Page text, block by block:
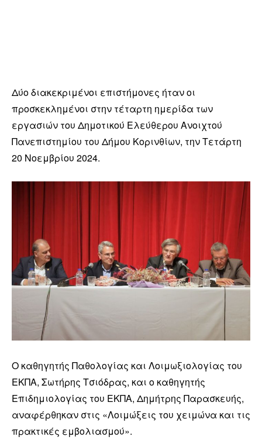
Δύο διακεκριμένοι επιστήμονες ήταν οι
προσκεκλημένοι στην τέταρτη ημερίδα των
εργασιών του Δημοτικού Ελεύθερου Ανοιχτού
Πανεπιστημίου του Δήμου Κορινθίων, την Τετάρτη
20 Νοεμβρίου 2024.
Ο καθηγητής Παθολογίας και Λοιμωξιολογίας του
ΕΚΠΑ, Σωτήρης Τσιόδρας, και ο καθηγητής
Επιδημιολογίας του ΕΚΠΑ, Δημήτρης Παρασκευής,
αναφέρθηκαν στις «Λοιμώξεις του χειμώνα και τις
πρακτικές εμβολιασμού».